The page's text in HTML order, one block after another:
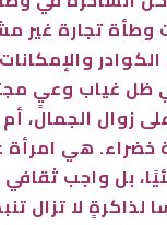
وطأة تجارة غير
في ظل غياب وعيٍ
زوال الجمال،
هي امرأة
بل واجب
لا تزال